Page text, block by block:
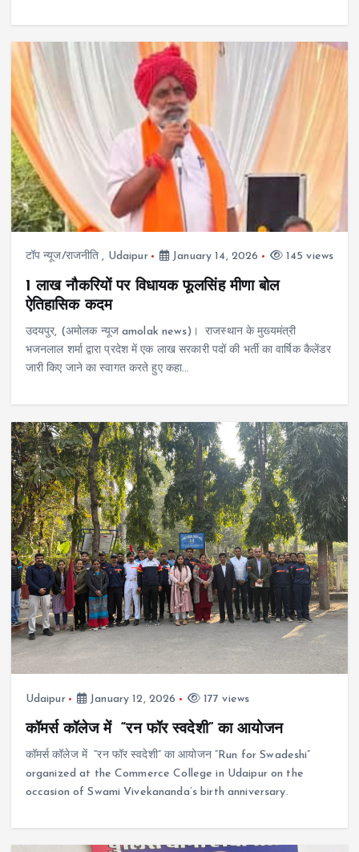
टॉप न्यूज/राजनीति , Udaipur January 14, 2026 145 views
1 लाख नौकरियों पर विधायक फूलसिंह मीणा बोल
ऐतिहासिक कदम
उदयपुर, (अमोलक न्यूज amolak news)। राजस्थान के मुख्यमंत्री
भजनलाल शर्मा द्वारा प्रदेश में एक लाख सरकारी पदों की भर्ती का वार्षिक कैलेंडर
जारी किए जाने का स्वागत करते हुए कहा…
Udaipur January 12, 2026 177 views
कॉमर्स कॉलेज में “रन फॉर स्वदेशी” का आयोजन
कॉमर्स कॉलेज में “रन फॉर स्वदेशी” का आयोजन “Run for Swadeshi”
organized at the Commerce College in Udaipur on the
occasion of Swami Vivekananda’s birth anniversary.